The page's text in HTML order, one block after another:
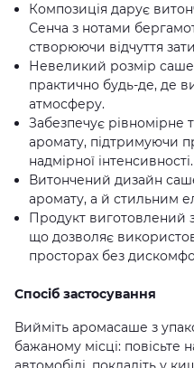
Композиція дарує
Сенча з нотами
створюючи відчуття
Невеликий розмір саше
практично будь-де, де
атмосферу.
Забезпечує рівномірне
аромату, підтримуючи
надмірної інтенсивності.
Витончений дизайн
аромату, а й стильним
Продукт виготовлений
що дозволяє
просторах без
Спосіб застосування
Вийміть аромасаше з
бажаному місці: повісьте